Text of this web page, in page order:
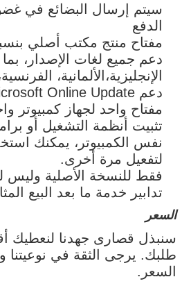
الدفع
مفتاح منتج مكتب أصلي بنسبة
دعم جميع لغات الإصدار،
الإنجليزية،الألمانية،
دعم Microsoft Online Update
مفتاح واحد لجهاز كمبيوتر
تثبيت أنظمة التشغيل أو
نفس الكمبيوتر، يمكنك
لتفعيل مرة أخرى.
فقط للنسخة الأصلية وليس
تدابير خدمة ما بعد البيع
السعر
سنبذل قصارى جهدنا لنعطيك
طلبك. يرجى الثقة في نوعيتنا
السعر.